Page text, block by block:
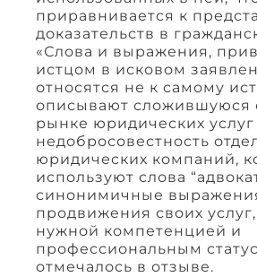
приравнивается к
доказательств в
«Слова и выражения,
истцом в исковом
относятся не к самому
описывают сложившуюся
рынке юридических услуг
недобросовестность
юридических компаний,
используют слова
синонимичные
продвижения своих
нужной компетенцией и
профессиональным
отмечалось в отзыве.